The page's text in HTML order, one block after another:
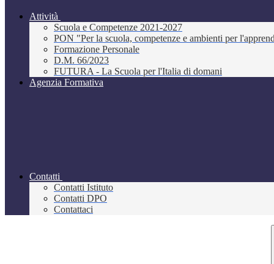
Attività
Scuola e Competenze 2021-2027
PON "Per la scuola, competenze e ambienti per
Formazione Personale
D.M. 66/2023
FUTURA - La Scuola per l'Italia di domani
Agenzia Formativa
Contatti
Contatti Istituto
Contatti DPO
Contattaci